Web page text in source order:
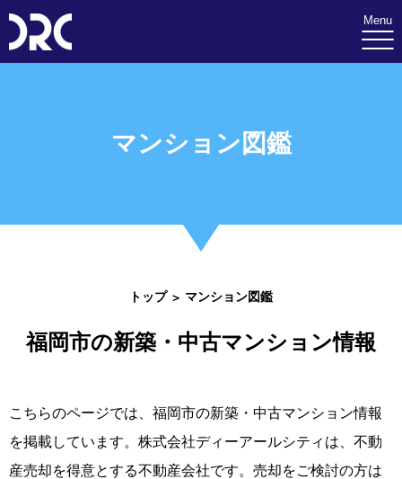
Menu
マンション図鑑
トップ マンション図鑑
福岡市の新築・中古マンション情報
こちらのページでは、福岡市の新築・中古マンション情報
を掲載しています。株式会社ディーアールシティは、不動
産売却を得意とする不動産会社です。売却をご検討の方は